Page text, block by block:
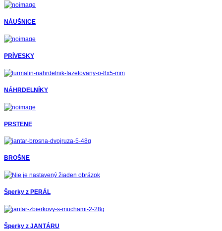
NÁUŠNICE
PRÍVESKY
NÁHRDELNÍKY
PRSTENE
BROŠNE
Šperky z PERÁL
Šperky z JANTÁRU